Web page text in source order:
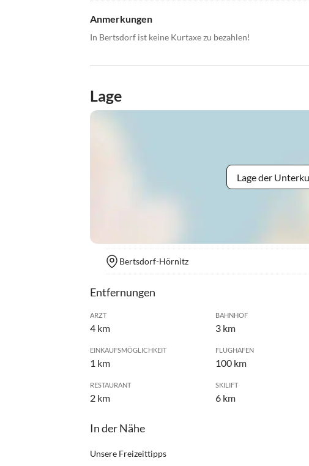
Anmerkungen
In Bertsdorf ist keine Kurtaxe zu bezahlen!
Lage
Lage der
Bertsdorf-Hörnitz
Entfernungen
ARZT
4 km
BAHNHOF
3 km
EINKAUFSMÖGLICHKEIT
1 km
FLUGHAFEN
100 km
RESTAURANT
2 km
SKILIFT
6 km
In der Nähe
Unsere Freizeittipps